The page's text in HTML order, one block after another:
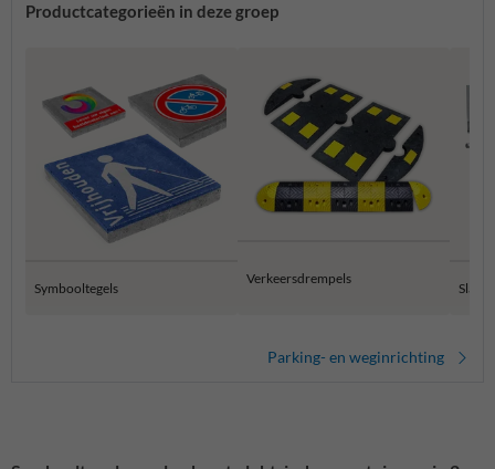
Productcategorieën in deze groep
Symbooltegels
Verkeersdrempels
Parking- en weginrichting